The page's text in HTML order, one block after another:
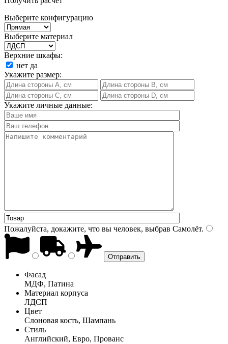
Выберите конфигурацию
Выберите материал
Верхние шкафы:
нет да
Укажите размер:
Укажите личные данные:
Пожалуйста, докажите, что вы человек, выбрав Самолёт.
Фасад
МДФ, Патина
Материал корпуса
ЛДСП
Цвет
Слоновая кость, Шампань
Стиль
Английский, Евро, Прованс